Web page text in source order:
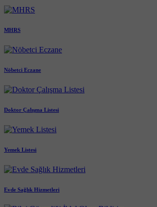
MHRS
Nöbetci Eczane
Doktor Çalışma Listesi
Yemek Listesi
Evde Sağlık Hizmetleri